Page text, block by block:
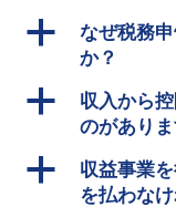
a
なぜ税務
か？
a
収入から
のがありま
a
収益事業
を払わな